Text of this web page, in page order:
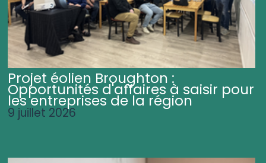
Projet éolien Broughton :
Opportunités d'affaires à saisir pour
les entreprises de la région
9 juillet 2026